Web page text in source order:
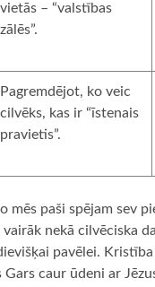
vietās – “valstības
zālēs”.
Pagremdējot, ko veic
cilvēks, kas ir “īstenais
pravietis”.
mēs paši spējam sev
nekā cilvēciska
pavēlei.
caur ūdeni ar